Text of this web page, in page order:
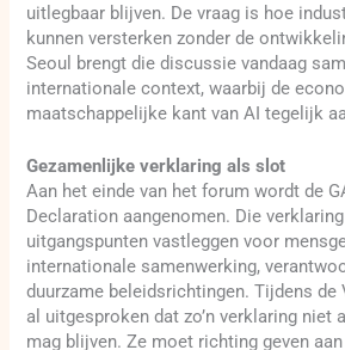
uitlegbaar blijven. De vraag is hoe
kunnen versterken zonder de
Seoul brengt die discussie vandaag
internationale context, waarbij de
maatschappelijke kant van AI tegelijk
Gezamenlijke verklaring als slot
Aan het einde van het forum wordt de
Declaration aangenomen. Die
uitgangspunten vastleggen voor
internationale samenwerking,
duurzame beleidsrichtingen. Tijdens de
al uitgesproken dat zo’n verklaring niet
mag blijven. Ze moet richting geven